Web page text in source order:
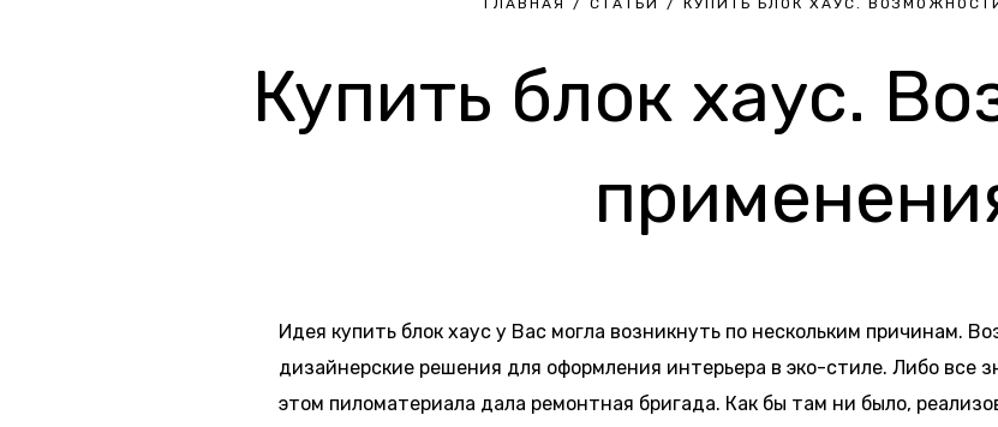
ГЛАВНАЯ / СТАТЬИ / КУПИТЬ БЛОК ХАУС.
Купить блок хаус.
Идея купить блок хаус у Вас могла возникнуть по нескольким причинам.
дизайнерские решения для оформления интерьера в эко-стиле. Либо все
этом пиломатериала дала ремонтная бригада. Как бы там ни было,